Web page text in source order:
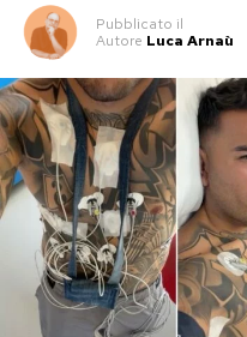
tentativo di
reality.
Oggi Perla non
risposta a un amore
spiegato parlando
che continuano a
Quell’amore, però,
perché vissuto in
finito per
Pubblicato il
Autore Luca Arnaù